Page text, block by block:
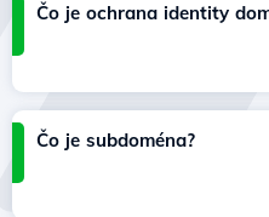
Čo je ochrana identity
Čo je subdoména?